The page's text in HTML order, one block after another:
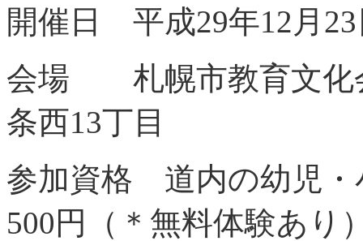
開催日 平成29年12月
会場 札幌市教育文化
条西13丁目
参加資格 道内の幼
500円（＊無料体験あり